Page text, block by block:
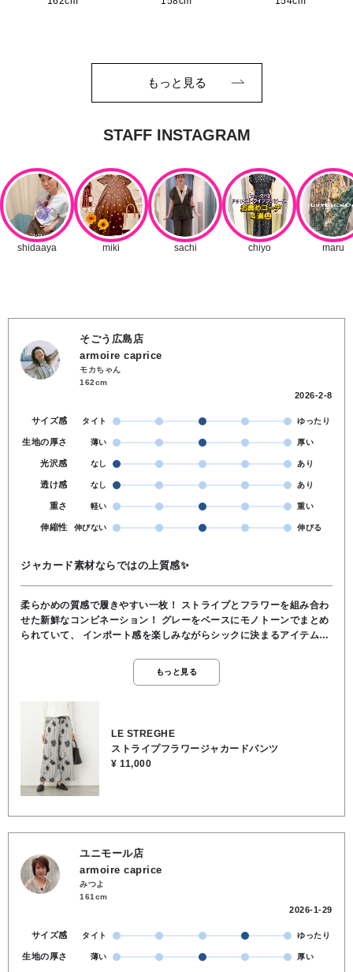
もっと見る
そごう広島店
armoire caprice
モカちゃん
162cm
2026-2-8
サイズ感 タイト ゆったり
生地の厚さ 薄い 厚い
光沢感 なし あり
透け感 なし あり
重さ 軽い 重い
伸縮性 伸びない 伸びる
ジャカード素材ならではの上質感✨
柔らかめの質感で履きやすい一枚！ ストライプとフラワーを組み合わ
せた新鮮なコンビネーション！ グレーをベースにモノトーンでまとめ
られていて、 インポート感を楽しみながらシックに決まるアイテムで
く ラインをひろいすぎないのもgood！ ポケットありです👍 ウエスト
は総ゴム！ コードで絞ることができ、締め具合の調節可能です◎
トン40％, ポリウレタン2％ ◆洗濯機で洗濯可 ◆ LE STREGHE🇮🇹
(イタリア)
もっと見る
LE STREGHE
ストライプフラワージャカードパンツ
¥ 11,000
ユニモール店
armoire caprice
みつよ
161cm
2026-1-29
サイズ感 タイト ゆったり
生地の厚さ 薄い 厚い